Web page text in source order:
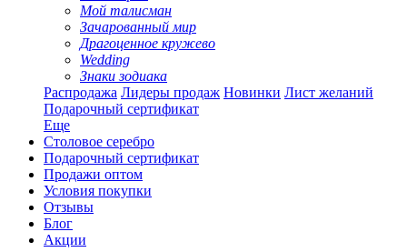
Мой талисман
Зачарованный мир
Драгоценное кружево
Wedding
Знаки зодиака
Распродажа Лидеры продаж Новинки Лист желаний
Подарочный сертификат
Еще
Столовое серебро
Подарочный сертификат
Продажи оптом
Условия покупки
Отзывы
Блог
Акции